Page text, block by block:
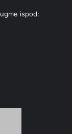
ispod: